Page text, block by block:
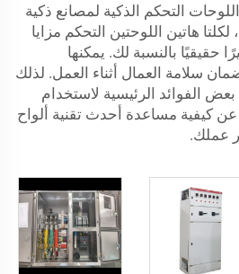
التحكم الذكية لمصانع ذكية
هاتين اللوحتين التحكم مزايا
حقيقيًا بالنسبة لك. يمكنها
سلامة العمال أثناء العمل. لذلك
الفوائد الرئيسية لاستخدام
كيفية مساعدة أحدث تقنية ألواح
عملك.